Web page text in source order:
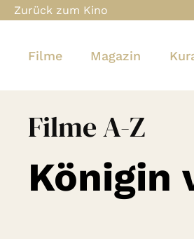
Zurück zum Kino
Filme Magazin
Filme A-Z
Königin